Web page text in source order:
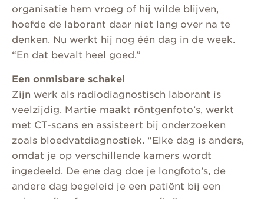
organisatie hem vroeg of hij wilde blijven,
hoefde de laborant daar niet lang over na te
denken. Nu werkt hij nog één dag in de week.
“En dat bevalt heel goed.”
Een onmisbare schakel
Zijn werk als radiodiagnostisch laborant is
veelzijdig. Martie maakt röntgenfoto’s, werkt
met CT-scans en assisteert bij onderzoeken
zoals bloedvatdiagnostiek. “Elke dag is anders,
omdat je op verschillende kamers wordt
ingedeeld. De ene dag doe je longfoto’s, de
andere dag begeleid je een patiënt bij een